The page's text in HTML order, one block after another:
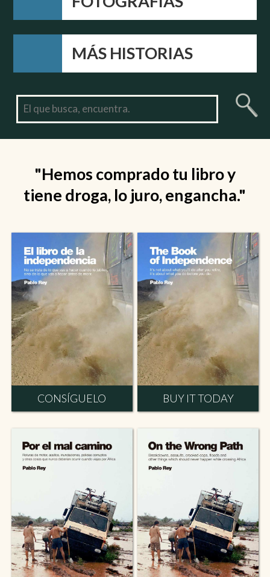
MÁS HISTORIAS
"Hemos comprado tu libro y
tiene droga, lo juro, engancha."
"I've been reading your stories
for 2 hours and can't stop."
CONSÍGUELO BUY IT TODAY